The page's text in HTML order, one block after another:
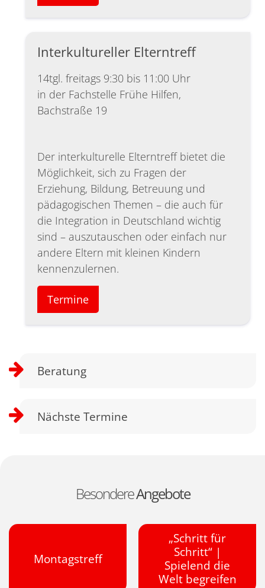
Interkultureller Elterntreff
14tgl. freitags 9:30 bis 11:00 Uhr
in der Fachstelle Frühe Hilfen,
Bachstraße 19
Der interkulturelle Elterntreff bietet die
Möglichkeit, sich zu Fragen der
Erziehung, Bildung, Betreuung und
pädagogischen Themen – die auch für
die Integration in Deutschland wichtig
sind – auszutauschen oder einfach nur
andere Eltern mit kleinen Kindern
kennenzulernen.
Termine
Beratung
Nächste Termine
BesondereAngebote
Montagstreff
„Schritt für
Schritt“ |
Spielend die
Welt begreifen